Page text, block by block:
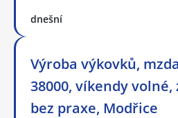
dnešní
Výroba výkovků,
38000, víkendy volné,
bez praxe, Modřice